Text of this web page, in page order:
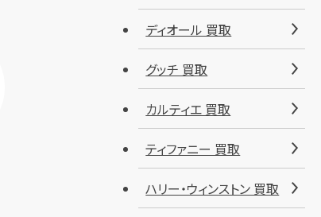
ディオール 買取
グッチ 買取
カルティエ 買取
ティファニー 買取
ハリー・ウィンストン 買取